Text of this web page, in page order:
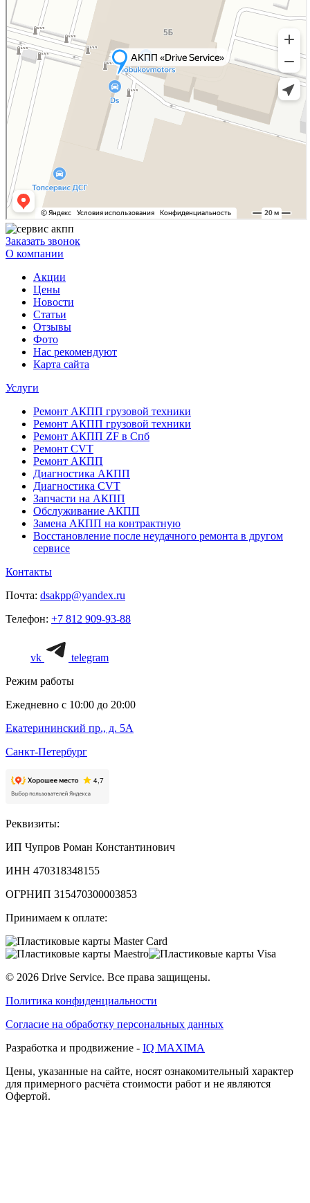
Заказать звонок
О компании
Акции
Цены
Новости
Статьи
Отзывы
Фото
Нас рекомендуют
Карта сайта
Услуги
Ремонт АКПП грузовой техники
Ремонт АКПП грузовой техники
Ремонт АКПП ZF в Спб
Ремонт CVT
Ремонт AКПП
Диагностика АКПП
Диагностика CVT
Запчасти на АКПП
Обслуживание АКПП
Замена АКПП на контрактную
Восстановление после неудачного ремонта в другом
сервисе
Контакты
Почта: dsakpp@yandex.ru
Телефон: +7 812 909-93-88
vk
telegram
Режим работы
Ежедневно с 10:00 до 20:00
Екатерининский пр., д. 5А
Санкт-Петербург
Реквизиты:
ИП Чупров Роман Константинович
ИНН 470318348155
ОГРНИП 315470300003853
Принимаем к оплате:
© 2026 Drive Service. Все права защищены.
Политика конфиденциальности
Согласие на обработку персональных данных
Разработка и продвижение - IQ MAXIMA
Цены, указанные на сайте, носят ознакомительный характер
для примерного расчёта стоимости работ и не являются
Офертой.